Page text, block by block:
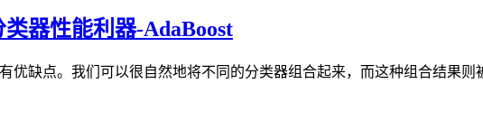
器性能利器-AdaBoost
缺点。我们可以很自然地将不同的分类器组合起来，而这种组合结果则